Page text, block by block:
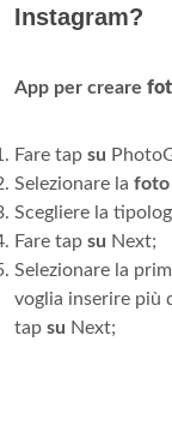
Instagram?
App per creare
Fare tap su
Selezionare la foto
Scegliere la
Fare tap su Next;
Selezionare la
voglia inserire più
tap su Next;